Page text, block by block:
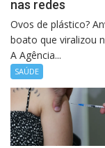
nas redes
Ovos de plástico?
boato que viralizou
A Agência...
SAÚDE